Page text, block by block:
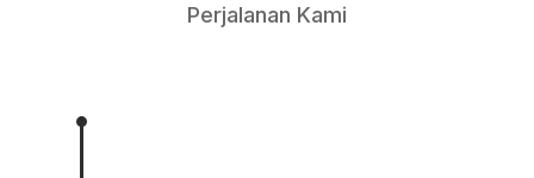
Perjalanan Kami